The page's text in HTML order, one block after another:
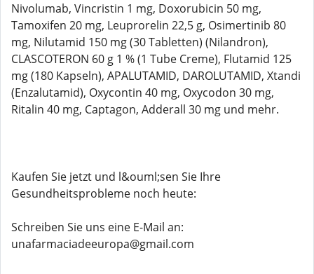
Nivolumab, Vincristin 1 mg, Doxorubicin 50 mg,
Tamoxifen 20 mg, Leuprorelin 22,5 g, Osimertinib 80
mg, Nilutamid 150 mg (30 Tabletten) (Nilandron),
CLASCOTERON 60 g 1 % (1 Tube Creme), Flutamid 125
mg (180 Kapseln), APALUTAMID, DAROLUTAMID, Xtandi
(Enzalutamid), Oxycontin 40 mg, Oxycodon 30 mg,
Ritalin 40 mg, Captagon, Adderall 30 mg und mehr.
Kaufen Sie jetzt und l&ouml;sen Sie Ihre
Gesundheitsprobleme noch heute:
Schreiben Sie uns eine E-Mail an:
unafarmaciadeeuropa@gmail.com